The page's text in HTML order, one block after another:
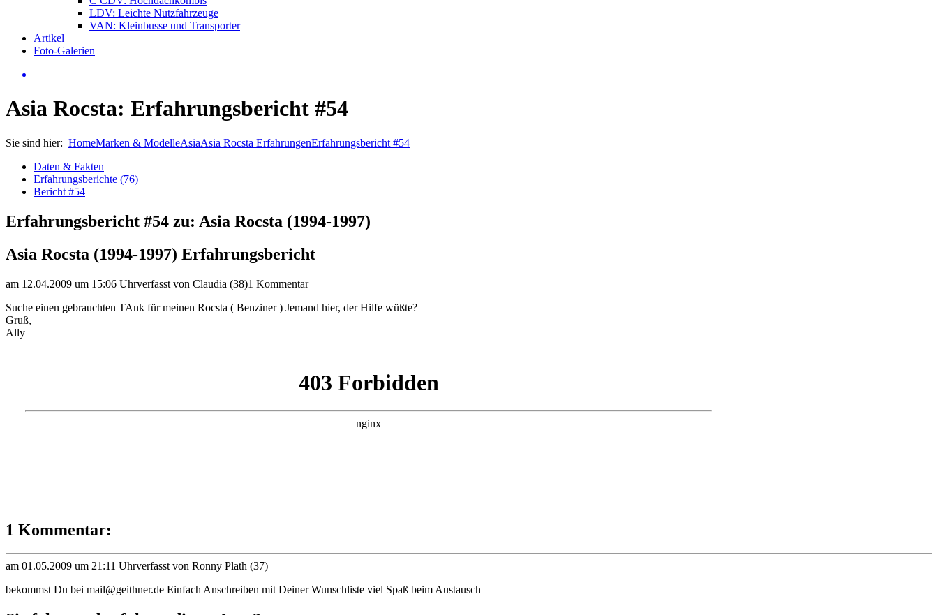
LDV: Leichte Nutzfahrzeuge
VAN: Kleinbusse und Transporter
Artikel
Foto-Galerien
Asia Rocsta: Erfahrungsbericht #54
Sie sind hier: HomeMarken & ModelleAsiaAsia Rocsta ErfahrungenErfahrungsbericht #54
Daten & Fakten
Erfahrungsberichte (76)
Bericht #54
Erfahrungsbericht #54 zu: Asia Rocsta (1994-1997)
Asia Rocsta (1994-1997) Erfahrungsbericht
am 12.04.2009 um 15:06 Uhrverfasst von Claudia (38)1 Kommentar
Suche einen gebrauchten TAnk für meinen Rocsta ( Benziner ) Jemand hier, der Hilfe wüßte?
Gruß,
Ally
1 Kommentar:
am 01.05.2009 um 21:11 Uhrverfasst von Ronny Plath (37)
bekommst Du bei mail@geithner.de Einfach Anschreiben mit Deiner Wunschliste viel Spaß beim Austausch